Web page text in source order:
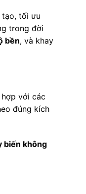
tạo, tối ưu
trong đời
bền, và khay
hợp với các
đúng kích
biến không